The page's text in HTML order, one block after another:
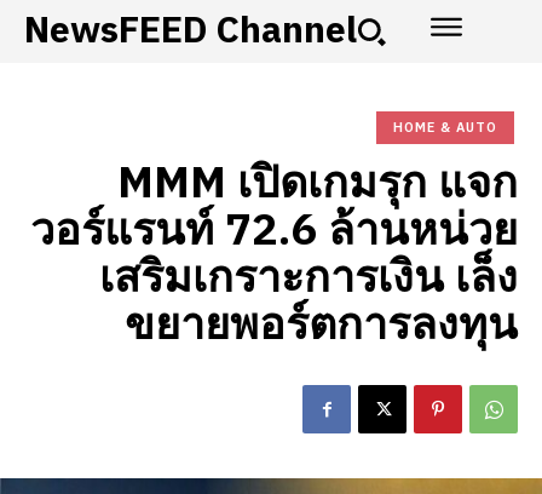
NewsFEED Channel
HOME & AUTO
MMM เปิดเกมรุก แจก
วอร์แรนท์ 72.6 ล้านหน่วย
เสริมเกราะการเงิน เล็ง
ขยายพอร์ตการลงทุน